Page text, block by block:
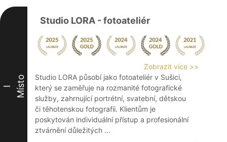
I Místo
Studio LORA - fotoateliér
Zobrazit více >>
Studio LORA působí jako fotoateliér v Sušici,
který se zaměřuje na rozmanité fotografické
služby, zahrnující portrétní, svatební, dětskou
či těhotenskou fotografii. Klientům je
poskytován individuální přístup a profesionální
ztvárnění důležitých ...